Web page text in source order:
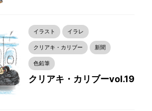
イラスト イラレ
クリアキ・カリブー 新聞
色鉛筆
クリアキ・カリブーvol.19